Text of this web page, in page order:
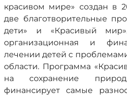
красивом мире» создан в
две благотворительные
дети» и «Красивый
организационная и
лечении детей с
области. Программа
на сохранение
финансирует самые